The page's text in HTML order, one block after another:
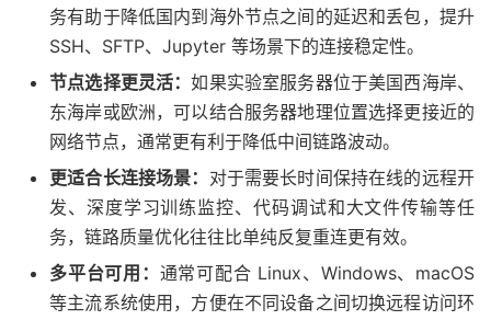
务有助于降低国内到海外节点之间的延迟和丢包，提升
SSH、SFTP、Jupyter 等场景下的连接稳定性。
节点选择更灵活：如果实验室服务器位于美国西海岸、
东海岸或欧洲，可以结合服务器地理位置选择更接近的
网络节点，通常更有利于降低中间链路波动。
更适合长连接场景： 对于需要长时间保持在线的远程开
发、深度学习训练监控、代码调试和大文件传输等任
务，链路质量优化往往比单纯反复重连更有效。
多平台可用： 通常可配合 Linux、Windows、macOS
等主流系统使用，方便在不同设备之间切换远程访问环